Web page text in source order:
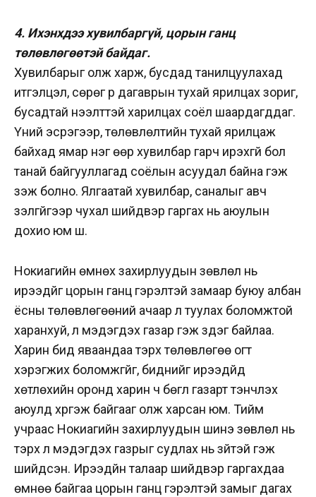
4. Ихэнхдээ хувилбаргүй, цорын ганц
төлөвлөгөөтэй байдаг.
Хувилбарыг олж харж, бусдад танилцуулахад
итгэлцэл, сөрөг үр дагаврын тухай ярилцах зориг,
бусадтай нээлттэй харилцах соёл шаардагддаг.
Үүний эсрэгээр, төлөвлөлтийн тухай ярилцаж
байхад ямар нэг өөр хувилбар гарч ирэхгүй бол
танай байгууллагад соёлын асуудал байна гэж
үзэж болно. Ялгаатай хувилбар, саналыг авч
үзэлгүйгээр чухал шийдвэр гаргах нь аюулын
дохио юм шүү.
Нокиагийн өмнөх захирлуудын зөвлөл нь
ирээдүйг цорын ганц гэрэлтэй замаар буюу албан
ёсны төлөвлөгөөний ачаар л туулах боломжтой
харанхуй, үл мэдэгдэх газар гэж үздэг байлаа.
Харин бид яваандаа тэрхүү төлөвлөгөө огт
хэрэгжих боломжгүйг, биднийг ирээдүйд
хөтлөхийн оронд харин ч бөглүү газарт тэнүүчлэх
аюулд хүргэж байгааг олж харсан юм. Тийм
учраас Нокиагийн захирлуудын шинэ зөвлөл нь
тэрхүү үл мэдэгдэх газрыг судлах нь зүйтэй гэж
шийдсэн. Ирээдүйн талаар шийдвэр гаргахдаа
өмнөө байгаа цорын ганц гэрэлтэй замыг дагах